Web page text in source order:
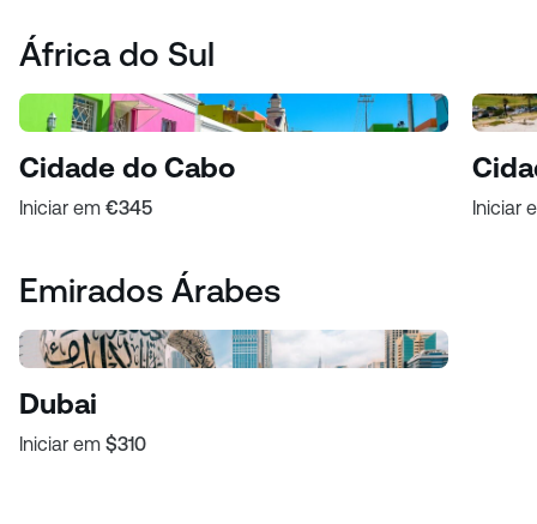
África do Sul
Cidade do Cabo
Iniciar em €345 Iniciar
Emirados Árabes
Dubai
Iniciar em $310